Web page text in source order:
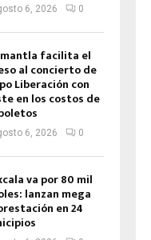
6, 2026 0
facilita el
al concierto de
Liberación con
en los costos de
6, 2026 0
va por 80 mil
lanzan mega
en 24